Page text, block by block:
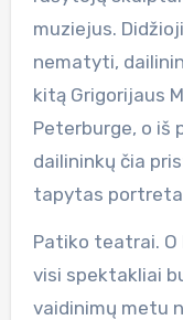
muziejus.
nematyti,
kitą Grigorijaus
Peterburge, o iš
dailininkų čia
tapytas
Patiko teatrai. O
visi spektakliai
vaidinimų metu